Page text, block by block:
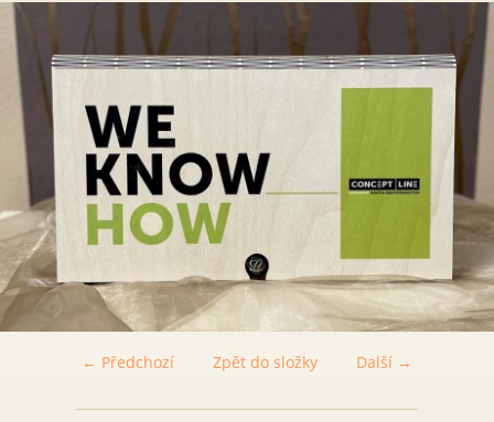
← Předchozí Další →
Zpět do složky